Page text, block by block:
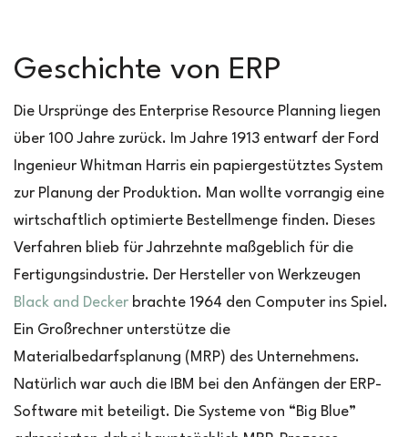
Geschichte von ERP
Die Ursprünge des Enterprise Resource Planning liegen
über 100 Jahre zurück. Im Jahre 1913 entwarf der Ford
Ingenieur Whitman Harris ein papiergestütztes System
zur Planung der Produktion. Man wollte vorrangig eine
wirtschaftlich optimierte Bestellmenge finden. Dieses
Verfahren blieb für Jahrzehnte maßgeblich für die
Fertigungsindustrie. Der Hersteller von Werkzeugen
Black and Decker brachte 1964 den Computer ins Spiel.
Ein Großrechner unterstütze die
Materialbedarfsplanung (MRP) des Unternehmens.
Natürlich war auch die IBM bei den Anfängen der ERP-
Software mit beteiligt. Die Systeme von “Big Blue”